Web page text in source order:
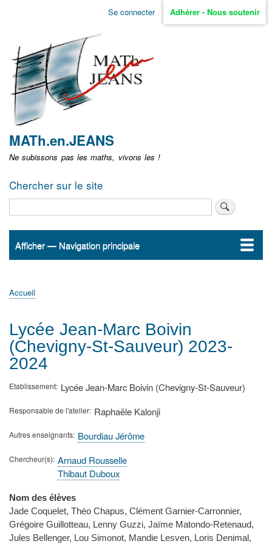
Aller
non
identifié
Se connecter Adhérer - Nous soutenir
MATh.en.JEANS
Ne subissons pas les maths, vivons les !
Chercher sur le site
Navigation
Afficher — Navigation principale
Accueil
ActualitésMATh.en.JEANS ?
Régions et Ateliers
Créer, gérer un atelier
Sujets/Publications
Congrès
d'Ariane
Accueil
Lycée Jean-Marc Boivin
(Chevigny-St-Sauveur) 2023-
2024
Etablissement Lycée Jean-Marc Boivin (Chevigny-St-Sauveur)
Responsable de l'atelier Raphaële Kalonji
Autres enseignants Bourdiau Jérôme
Chercheur(s) Arnaud Rousselle
Thibaut Duboux
Nom des élèves
Jade Coquelet, Théo Chapus, Clément Garnier-Carronnier,
Grégoire Guillotteau, Lenny Guzzi, Jaïme Matondo-Retenaud,
Jules Bellenger, Lou Simonot, Mandie Lesven, Loris Denimal,